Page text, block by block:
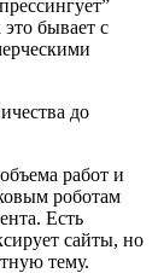
бывает с
до
работ и
роботам
Есть
сайты, но
тему.